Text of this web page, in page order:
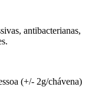
antibacterianas,
(+/- 2g/chávena)